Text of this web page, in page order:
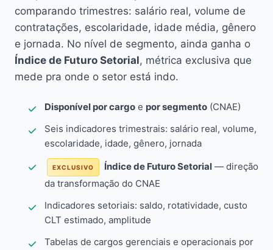
comparando trimestres: salário real, volume de
contratações, escolaridade, idade média, gênero
e jornada. No nível de segmento, ainda ganha o
Índice de Futuro Setorial, métrica exclusiva que
mede pra onde o setor está indo.
Disponível por cargo e por segmento (CNAE)
Seis indicadores trimestrais: salário real, volume,
escolaridade, idade, gênero, jornada
EXCLUSIVO Índice de Futuro Setorial — direção
da transformação do CNAE
Indicadores setoriais: saldo, rotatividade, custo
CLT estimado, amplitude
Tabelas de cargos gerenciais e operacionais por